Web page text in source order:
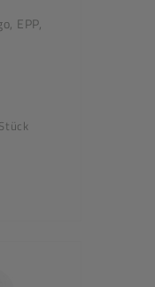
EPP,